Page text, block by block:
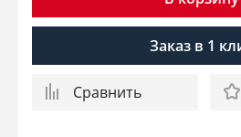
Заказ в 1
Сравнить